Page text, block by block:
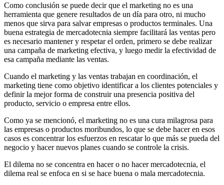
Como conclusión se puede decir que el marketing no es una
herramienta que genere resultados de un día para otro, ni mucho
menos que sirva para salvar empresas o productos terminales. Una
buena estrategia de mercadotecnia siempre facilitará las ventas pero
es necesario mantener y respetar el orden, primero se debe realizar
una campaña de marketing efectiva, y luego medir la efectividad de
esa campaña mediante las ventas.
Cuando el marketing y las ventas trabajan en coordinación, el
marketing tiene como objetivo identificar a los clientes potenciales y
definir la mejor forma de construir una presencia positiva del
producto, servicio o empresa entre ellos.
Como ya se mencionó, el marketing no es una cura milagrosa para
las empresas o productos moribundos, lo que se debe hacer en esos
casos es concentrar los esfuerzos en rescatar lo que más se pueda del
negocio y hacer nuevos planes cuando se controle la crisis.
El dilema no se concentra en hacer o no hacer mercadotecnia, el
dilema real se enfoca en si se hace buena o mala mercadotecnia.